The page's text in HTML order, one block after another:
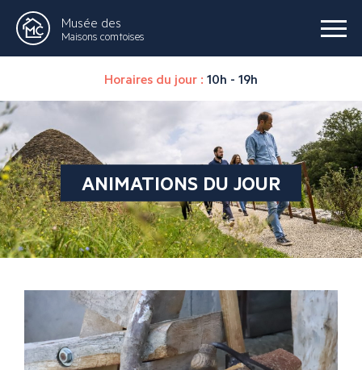
Musée des
Maisons comtoises
Horaires du jour : 10h - 19h
ANIMATIONS DU JOUR